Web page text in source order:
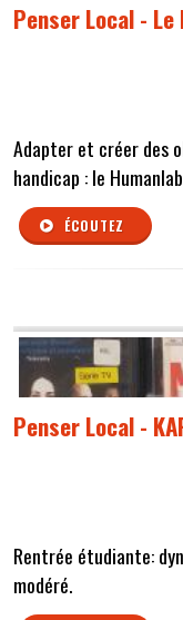
Penser Local - Le
Adapter et créer des
handicap : le
ÉCOUTEZ
Penser Local -
Rentrée étudiante:
modéré.